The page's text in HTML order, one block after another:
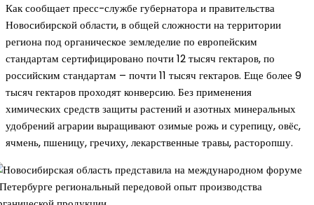
Как сообщает пресс-службе губернатора и правительства
Новосибирской области, в общей сложности на территории
региона под органическое земледелие по европейским
стандартам сертифицировано почти 12 тысяч гектаров, по
российским стандартам – почти 11 тысяч гектаров. Еще более 9
тысяч гектаров проходят конверсию. Без применения
химических средств защиты растений и азотных минеральных
удобрений аграрии выращивают озимые рожь и сурепицу, овёс,
ячмень, пшеницу, гречиху, лекарственные травы, расторопшу.